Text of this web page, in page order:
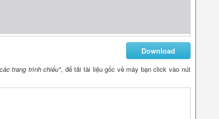
Download
trang trình chiếu", để tải tài liệu gốc về máy bạn click vào nút